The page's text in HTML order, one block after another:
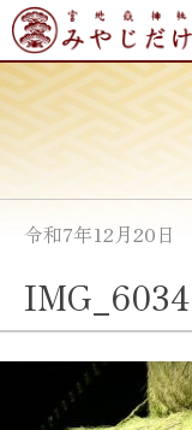
Skip
to
content
令和7年12月20日
IMG_6034